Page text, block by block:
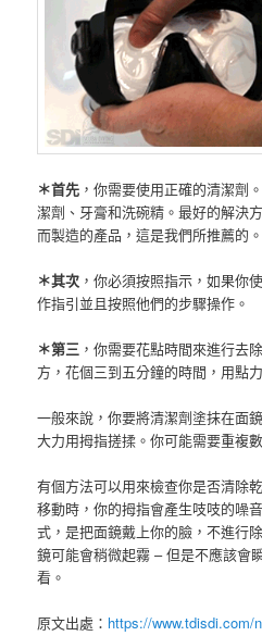
＊首先 ，你需要使用正確的清潔劑
潔劑、牙膏和洗碗精。最好的解決
而製造的產品，這是我們所推薦的。
＊其次 ，你必須按照指示，如果你
作指引並且按照他們的步驟操作。
＊第三 ，你需要花點時間來進行去
方，花個三到五分鐘的時間，用點
一般來說，你要將清潔劑塗抹在面
大力用拇指搓揉。你可能需要重複
有個方法可以用來檢查你是否清除
移動時，你的拇指會產生吱吱的噪
式，是把面鏡戴上你的臉，不進行
鏡可能會稍微起霧 – 但是不應該會
看。
原文出處： https://www.tdisdi.com/